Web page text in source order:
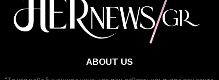
ABOUT US